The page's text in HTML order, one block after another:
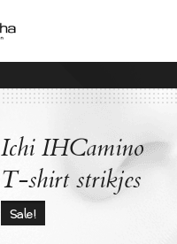
Ichi IHCamino
T-shirt strikjes
Sale!